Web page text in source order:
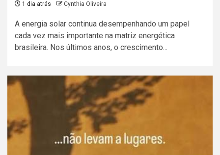
1 dia atrás Cynthia Oliveira
A energia solar continua desempenhando um papel
cada vez mais importante na matriz energética
brasileira. Nos últimos anos, o crescimento...